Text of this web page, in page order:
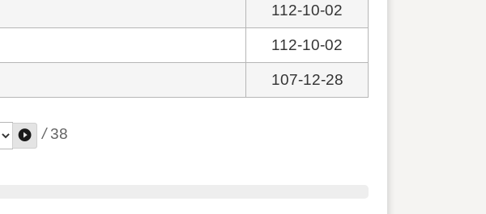
112-10-02
112-10-02
107-12-28
/ 38